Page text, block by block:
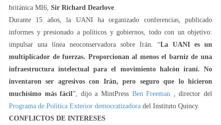
británica MI6, Sir Richard Dearlove
Durante 15 años, la UANI ha organizado conferencias, publicado
informes y presionado a políticos y gobiernos, todo con un objetivo:
impulsar una línea neoconservadora sobre Irán. “La UANI es un
multiplicador de fuerzas. Proporcionan al menos el barniz de una
infraestructura intelectual para el movimiento halcón iraní. No
inventaron ser agresivos con Irán, pero seguro que lo hicieron
muchísimo más fácil”, dijo a MintPress Ben Freeman , director del
Programa de Política Exterior democratizadora del Instituto Quincy.
CONFLICTOS DE INTERESES